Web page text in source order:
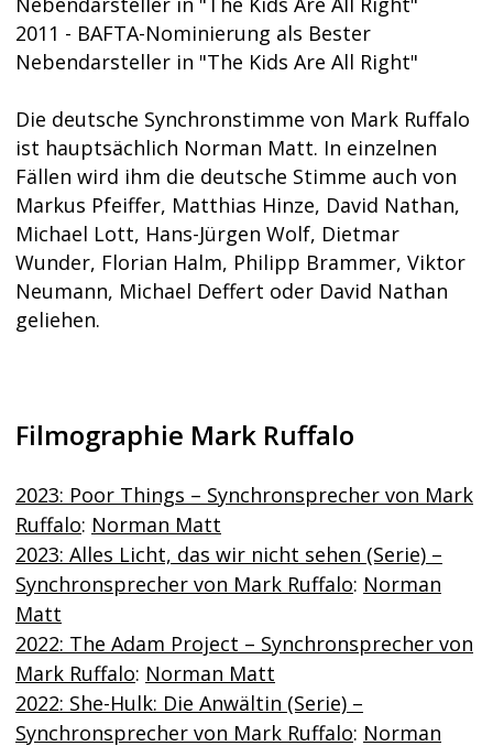
2011 - BAFTA-Nominierung als Bester
Nebendarsteller in "The Kids Are All Right"
Die deutsche Synchronstimme von Mark Ruffalo
ist hauptsächlich Norman Matt. In einzelnen
Fällen wird ihm die deutsche Stimme auch von
Markus Pfeiffer, Matthias Hinze, David Nathan,
Michael Lott, Hans-Jürgen Wolf, Dietmar
Wunder, Florian Halm, Philipp Brammer, Viktor
Neumann, Michael Deffert oder David Nathan
geliehen.
Filmographie Mark Ruffalo
2023: Poor Things – Synchronsprecher von Mark
Ruffalo: Norman Matt
2023: Alles Licht, das wir nicht sehen (Serie) –
Synchronsprecher von Mark Ruffalo: Norman
Matt
2022: The Adam Project – Synchronsprecher von
Mark Ruffalo: Norman Matt
2022: She-Hulk: Die Anwältin (Serie) –
Synchronsprecher von Mark Ruffalo: Norman